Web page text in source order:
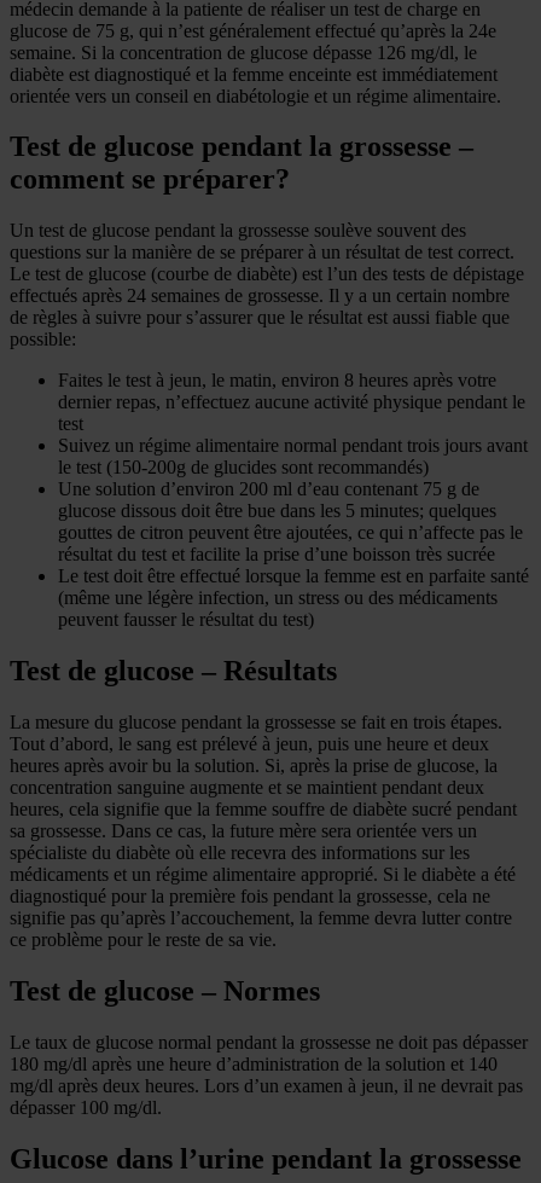
médecin demande à la patiente de réaliser un test de charge en
glucose de 75 g, qui n’est généralement effectué qu’après la 24e
semaine. Si la concentration de glucose dépasse 126 mg/dl, le
diabète est diagnostiqué et la femme enceinte est immédiatement
orientée vers un conseil en diabétologie et un régime alimentaire.
Test de glucose pendant la grossesse –
comment se préparer?
Un test de glucose pendant la grossesse soulève souvent des
questions sur la manière de se préparer à un résultat de test correct.
Le test de glucose (courbe de diabète) est l’un des tests de dépistage
effectués après 24 semaines de grossesse. Il y a un certain nombre
de règles à suivre pour s’assurer que le résultat est aussi fiable que
possible:
Faites le test à jeun, le matin, environ 8 heures après votre
dernier repas, n’effectuez aucune activité physique pendant le
test
Suivez un régime alimentaire normal pendant trois jours avant
le test (150-200g de glucides sont recommandés)
Une solution d’environ 200 ml d’eau contenant 75 g de
glucose dissous doit être bue dans les 5 minutes; quelques
gouttes de citron peuvent être ajoutées, ce qui n’affecte pas le
résultat du test et facilite la prise d’une boisson très sucrée
Le test doit être effectué lorsque la femme est en parfaite santé
(même une légère infection, un stress ou des médicaments
peuvent fausser le résultat du test)
Test de glucose – Résultats
La mesure du glucose pendant la grossesse se fait en trois étapes.
Tout d’abord, le sang est prélevé à jeun, puis une heure et deux
heures après avoir bu la solution. Si, après la prise de glucose, la
concentration sanguine augmente et se maintient pendant deux
heures, cela signifie que la femme souffre de diabète sucré pendant
sa grossesse. Dans ce cas, la future mère sera orientée vers un
spécialiste du diabète où elle recevra des informations sur les
médicaments et un régime alimentaire approprié. Si le diabète a été
diagnostiqué pour la première fois pendant la grossesse, cela ne
signifie pas qu’après l’accouchement, la femme devra lutter contre
ce problème pour le reste de sa vie.
Test de glucose – Normes
Le taux de glucose normal pendant la grossesse ne doit pas dépasser
180 mg/dl après une heure d’administration de la solution et 140
mg/dl après deux heures. Lors d’un examen à jeun, il ne devrait pas
dépasser 100 mg/dl.
Glucose dans l’urine pendant la grossesse